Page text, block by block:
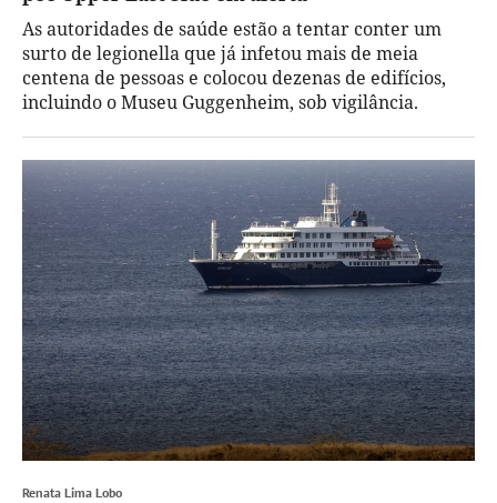
As autoridades de saúde estão a tentar conter um
surto de legionella que já infetou mais de meia
centena de pessoas e colocou dezenas de edifícios,
incluindo o Museu Guggenheim, sob vigilância.
Renata Lima Lobo